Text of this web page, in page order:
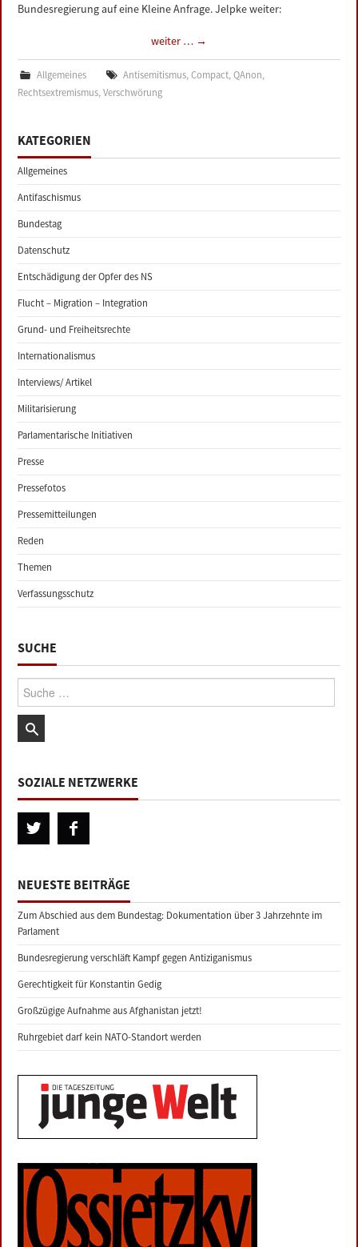
Bundesregierung auf eine Kleine Anfrage. Jelpke weiter:
weiter … →
Allgemeines Antisemitismus, Compact, QAnon,
Rechtsextremismus,Verschwörung
KATEGORIEN
Allgemeines
Antifaschismus
Bundestag
Datenschutz
Entschädigung der Opfer des NS
Flucht – Migration – Integration
Grund- und Freiheitsrechte
Internationalismus
Interviews/ Artikel
Militarisierung
Parlamentarische Initiativen
Presse
Pressefotos
Pressemitteilungen
Reden
Themen
Verfassungsschutz
SUCHE
Suche:
SOZIALE NETZWERKE
NEUESTE BEITRÄGE
Zum Abschied aus dem Bundestag: Dokumentation über 3 Jahrzehnte im
Parlament
Bundesregierung verschläft Kampf gegen Antiziganismus
Gerechtigkeit für Konstantin Gedig
Großzügige Aufnahme aus Afghanistan jetzt!
Ruhrgebiet darf kein NATO-Standort werden